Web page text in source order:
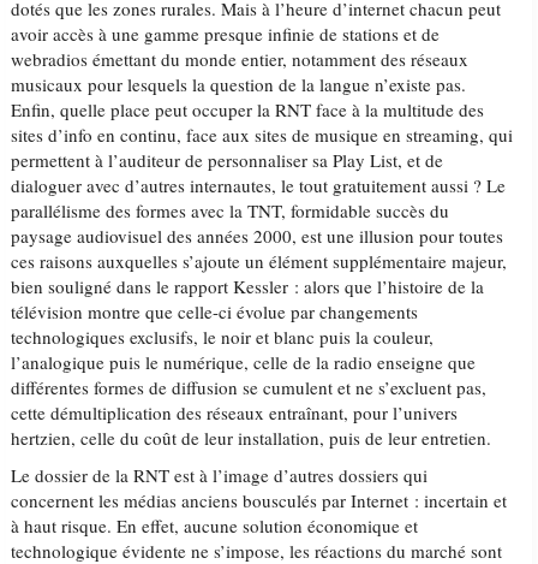
dotés que les zones rurales. Mais à l’heure d’internet chacun peut
avoir accès à une gamme presque infinie de stations et de
webradios émettant du monde entier, notamment des réseaux
musicaux pour lesquels la question de la langue n’existe pas.
Enfin, quelle place peut occuper la RNT face à la multitude des
sites d’info en continu, face aux sites de musique en streaming, qui
permettent à l’auditeur de personnaliser sa Play List, et de
dialoguer avec d’autres internautes, le tout gratuitement aussi ? Le
parallélisme des formes avec la TNT, formidable succès du
paysage audiovisuel des années 2000, est une illusion pour toutes
ces raisons auxquelles s’ajoute un élément supplémentaire majeur,
bien souligné dans le rapport Kessler : alors que l’histoire de la
télévision montre que celle-ci évolue par changements
technologiques exclusifs, le noir et blanc puis la couleur,
l’analogique puis le numérique, celle de la radio enseigne que
différentes formes de diffusion se cumulent et ne s’excluent pas,
cette démultiplication des réseaux entraînant, pour l’univers
hertzien, celle du coût de leur installation, puis de leur entretien.
Le dossier de la RNT est à l’image d’autres dossiers qui
concernent les médias anciens bousculés par Internet : incertain et
à haut risque. En effet, aucune solution économique et
technologique évidente ne s’impose, les réactions du marché sont